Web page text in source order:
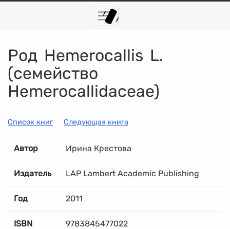
Род Hemerocallis L.
(семейство
Hemerocallidaceae)
Список книг Следующая книга
Автор Ирина Крестова
Издатель LAP Lambert Academic Publishing
Год 2011
ISBN 9783845477022